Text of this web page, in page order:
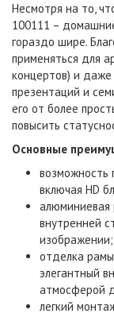
Несмотря на то,
100111 –
гораздо шире.
применяться для
концертов) и
презентаций и
его от более
повысить
Основные
возможность
включая HD
внутренней
изображении;
отделка
элегантный
атмосферой
легкий